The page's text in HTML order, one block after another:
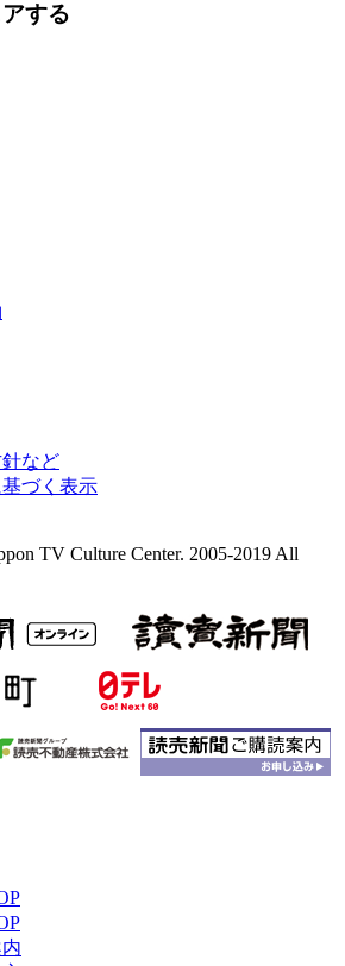
する
など
づく表示
TV Culture Center. 2005-2019 All